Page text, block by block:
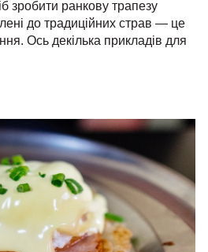
зробити ранкову трапезу
до традиційних страв — це
Ось декілька прикладів для